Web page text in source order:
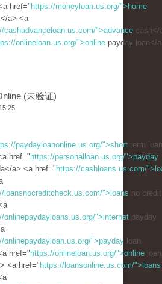
href=" https://moneyloan.us.org/">home
a> <a
cashadvanceloan.us.com/">advance cash</
onlineloan.us.org/">online payday loan</
(未验证)
paydayloanonline.us.org/">short term
href=" https://personalloan.us.org/">payday
a> <a href=" https://cashloans.us.com/
loansnocreditcheck.us.com/">loans no credit
onlinepaydayloans.us.org/">internet payday
onlinepaydayloan.us.org/">payday loan
href=" https://onlineloan.us.org/">online
<a href="https://loansonline.us.com/">loans